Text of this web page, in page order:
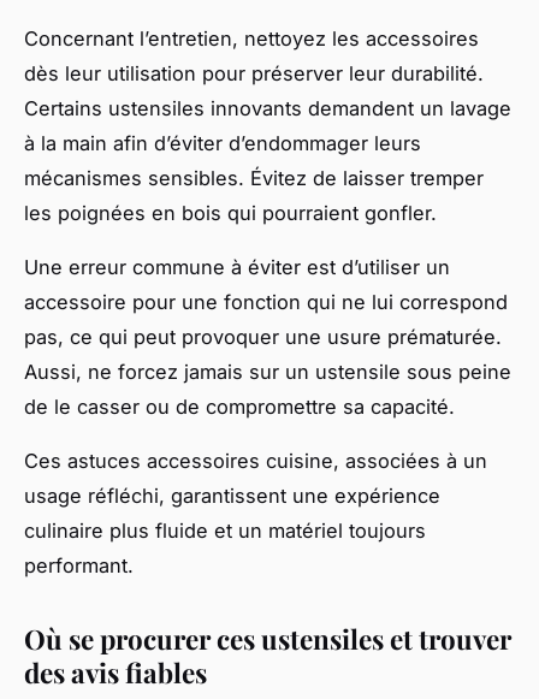
Concernant l’entretien, nettoyez les accessoires
dès leur utilisation pour préserver leur durabilité.
Certains ustensiles innovants demandent un lavage
à la main afin d’éviter d’endommager leurs
mécanismes sensibles. Évitez de laisser tremper
les poignées en bois qui pourraient gonfler.
Une erreur commune à éviter est d’utiliser un
accessoire pour une fonction qui ne lui correspond
pas, ce qui peut provoquer une usure prématurée.
Aussi, ne forcez jamais sur un ustensile sous peine
de le casser ou de compromettre sa capacité.
Ces astuces accessoires cuisine, associées à un
usage réfléchi, garantissent une expérience
culinaire plus fluide et un matériel toujours
performant.
Où se procurer ces ustensiles et trouver
des avis fiables